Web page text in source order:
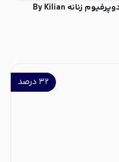
عطر ادکلن بای کیلیان گود گرل گان بد ادوپرفیوم زنانه By Kilian
۳۲ درصد